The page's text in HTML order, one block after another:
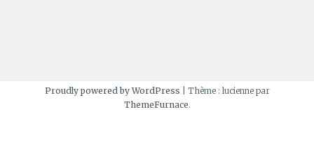
Proudly powered by WordPress
Thème : lucienne par
ThemeFurnace.